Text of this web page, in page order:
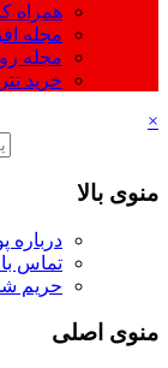
همراه
مجله
مجله
خرید تتر
×
منوی بالا
درباره
تماس
حریم
منوی اصلی